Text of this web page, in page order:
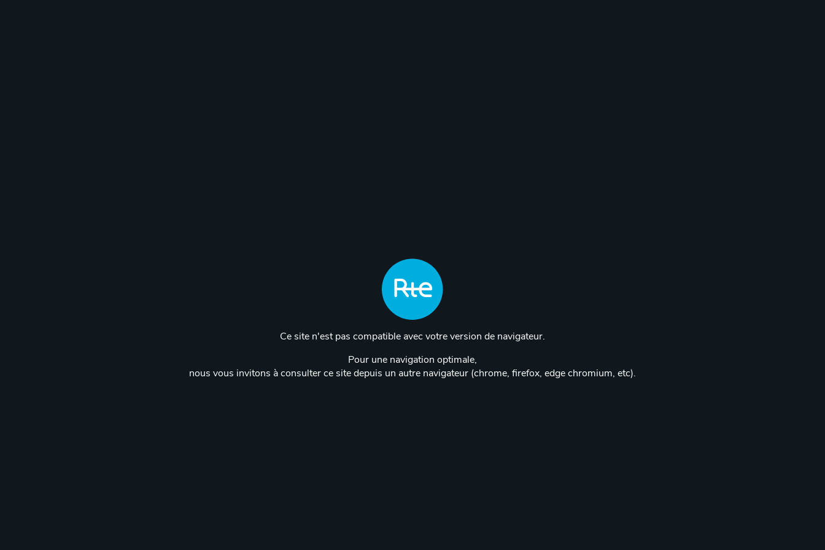
Ce site n'est pas compatible avec votre version de navigateur.
Pour une navigation optimale,
nous vous invitons à consulter ce site depuis un autre navigateur (chrome, firefox, edge chromium, etc).